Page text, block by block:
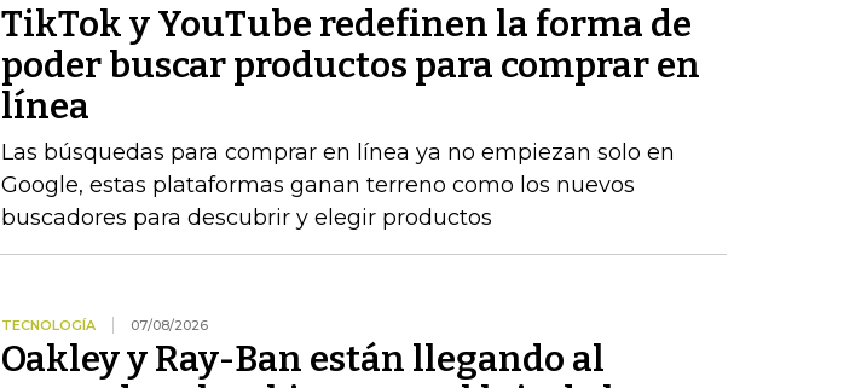
TikTok y YouTube redefinen la forma de
poder buscar productos para comprar en
línea
Las búsquedas para comprar en línea ya no empiezan solo en
Google, estas plataformas ganan terreno como los nuevos
buscadores para descubrir y elegir productos
TECNOLOGÍA 07/08/2026
Oakley y Ray-Ban están llegando al